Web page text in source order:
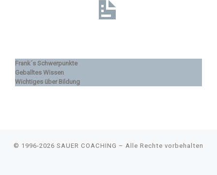
Frank´s Schwerpunkte
Geballtes Wissen
Wichtiges über Bildung
© 1996-2026 SAUER COACHING – Alle Rechte vorbehalten